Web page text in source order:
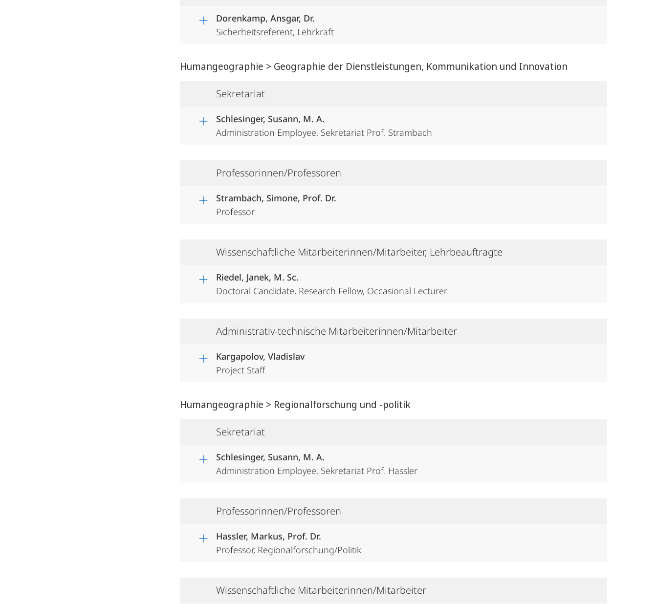
Dorenkamp, Ansgar, Dr.
Sicherheitsreferent, Lehrkraft
Humangeographie > Geographie der Dienstleistungen, Kommunikation und Innovation
Sekretariat
Schlesinger, Susann, M. A.
Administration Employee, Sekretariat Prof. Strambach
Professorinnen/Professoren
Strambach, Simone, Prof. Dr.
Professor
Wissenschaftliche Mitarbeiterinnen/Mitarbeiter, Lehrbeauftragte
Riedel, Janek, M. Sc.
Doctoral Candidate, Research Fellow, Occasional Lecturer
Administrativ-technische Mitarbeiterinnen/Mitarbeiter
Kargapolov, Vladislav
Project Staff
Humangeographie > Regionalforschung und -politik
Sekretariat
Schlesinger, Susann, M. A.
Administration Employee, Sekretariat Prof. Hassler
Professorinnen/Professoren
Hassler, Markus, Prof. Dr.
Professor, Regionalforschung/Politik
Wissenschaftliche Mitarbeiterinnen/Mitarbeiter